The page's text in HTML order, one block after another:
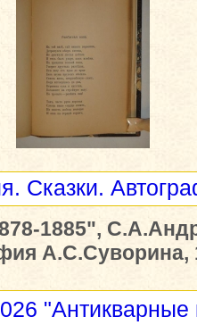
Сказки.
1885",
А.С.Суворина,
"Антикварные